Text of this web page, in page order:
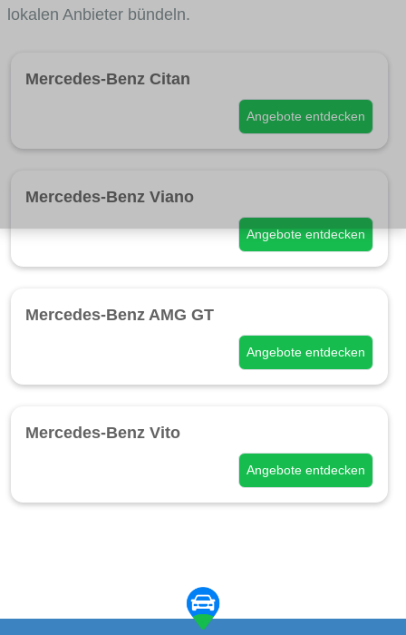
lokalen Anbieter bündeln.
Mercedes-Benz Citan
Angebote entdecken
Mercedes-Benz Viano
Angebote entdecken
Mercedes-Benz AMG GT
Angebote entdecken
Mercedes-Benz Vito
Angebote entdecken